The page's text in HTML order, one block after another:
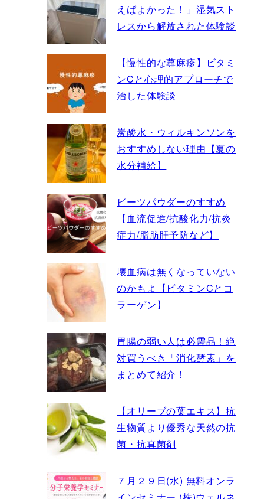
えばよかった！」湿気スト
レスから解放された体験談
【慢性的な蕁麻疹】ビタミ
ンCと心理的アプローチで
治した体験談
炭酸水・ウィルキンソンを
おすすめしない理由【夏の
水分補給】
ビーツパウダーのすすめ
【血流促進/抗酸化力/抗炎
症力/脂肪肝予防など】
壊血病は無くなっていない
のかもよ【ビタミンCとコ
ラーゲン】
胃腸の弱い人は必需品！絶
対買うべき「消化酵素」を
まとめて紹介！
【オリーブの葉エキス】抗
生物質より優秀な天然の抗
菌・抗真菌剤
７月２９日(水) 無料オンラ